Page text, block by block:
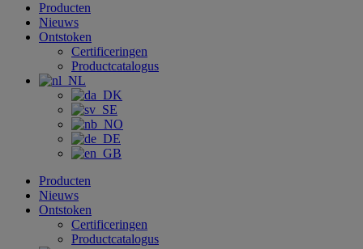
Producten
Nieuws
Ontstoken
Certificeringen
Productcatalogus
Producten
Nieuws
Ontstoken
Certificeringen
Productcatalogus